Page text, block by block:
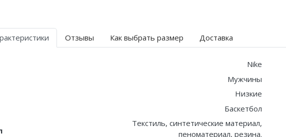
Отзывы Как выбрать размер Доставка
Nike
Мужчины
Низкие
Баскетбол
Текстиль, синтетические материал,
пеноматериал, резина.